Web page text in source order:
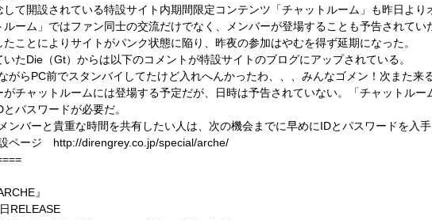
して開設されている特設サイト内期間限定コンテンツ「チャットルーム」も昨日より
ルーム」ではファン同士の交流だけでなく、メンバーが登場することも予告されて
ことによりサイトがパンク状態に陥り、昨夜の参加はやむを得ず延期になった。
たDie（Gt）からは以下のコメントが特設サイトのブログにアップされている。
がらPC前でスタンバイしてたけど入れへんかったわ、、、みんなゴメン！次また来
がチャットルームには登場する予定だが、日時は予告されていない。「チャットル
パスワードが必要だ。
ンバーと貴重な時間を共有したい人は、次の機会までに早めにIDとパスワードを入手
設ページ http://direngrey.co.jp/special/arche/
』
RELEASE